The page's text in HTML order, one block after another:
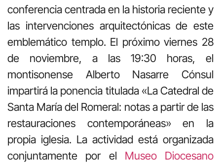
conferencia centrada en la historia reciente y
las intervenciones arquitectónicas de este
emblemático templo. El próximo viernes 28
de noviembre, a las 19:30 horas, el
montisonense Alberto Nasarre Cónsul
impartirá la ponencia titulada «La Catedral de
Santa María del Romeral: notas a partir de las
restauraciones contemporáneas» en la
propia iglesia. La actividad está organizada
conjuntamente por el Museo Diocesano